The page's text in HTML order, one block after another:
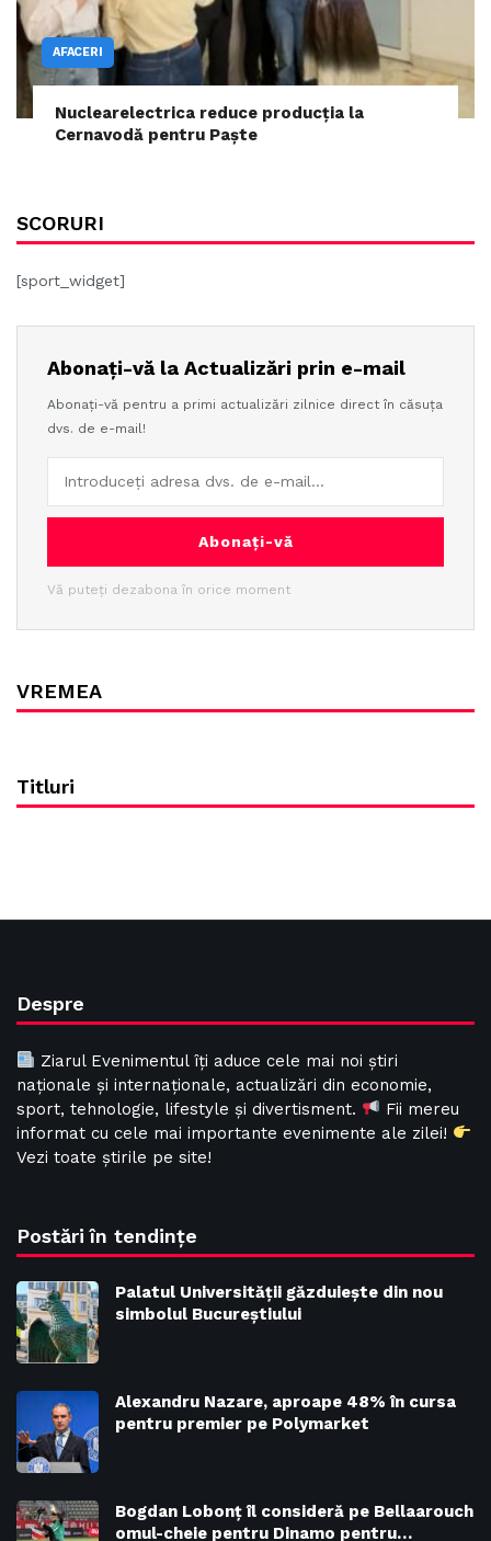
AFACERI
Nuclearelectrica reduce producția la
Cernavodă pentru Paște
SCORURI
[sport_widget]
Abonați-vă la Actualizări prin e-mail
Abonați-vă pentru a primi actualizări zilnice direct în căsuța
dvs. de e-mail!
Abonați-vă
Vă puteți dezabona în orice moment
VREMEA
Titluri
Despre
Ziarul Evenimentul îți aduce cele mai noi știri
naționale și internaționale, actualizări din economie,
sport, tehnologie, lifestyle și divertisment.
Fii mereu
informat cu cele mai importante evenimente ale zilei!
Vezi toate știrile pe site!
Postări în tendințe
Palatul Universității găzduiește din nou
simbolul Bucureștiului
Alexandru Nazare, aproape 48% în cursa
pentru premier pe Polymarket
Bogdan Lobonț îl consideră pe Bellaarouch
omul-cheie pentru Dinamo pentru…